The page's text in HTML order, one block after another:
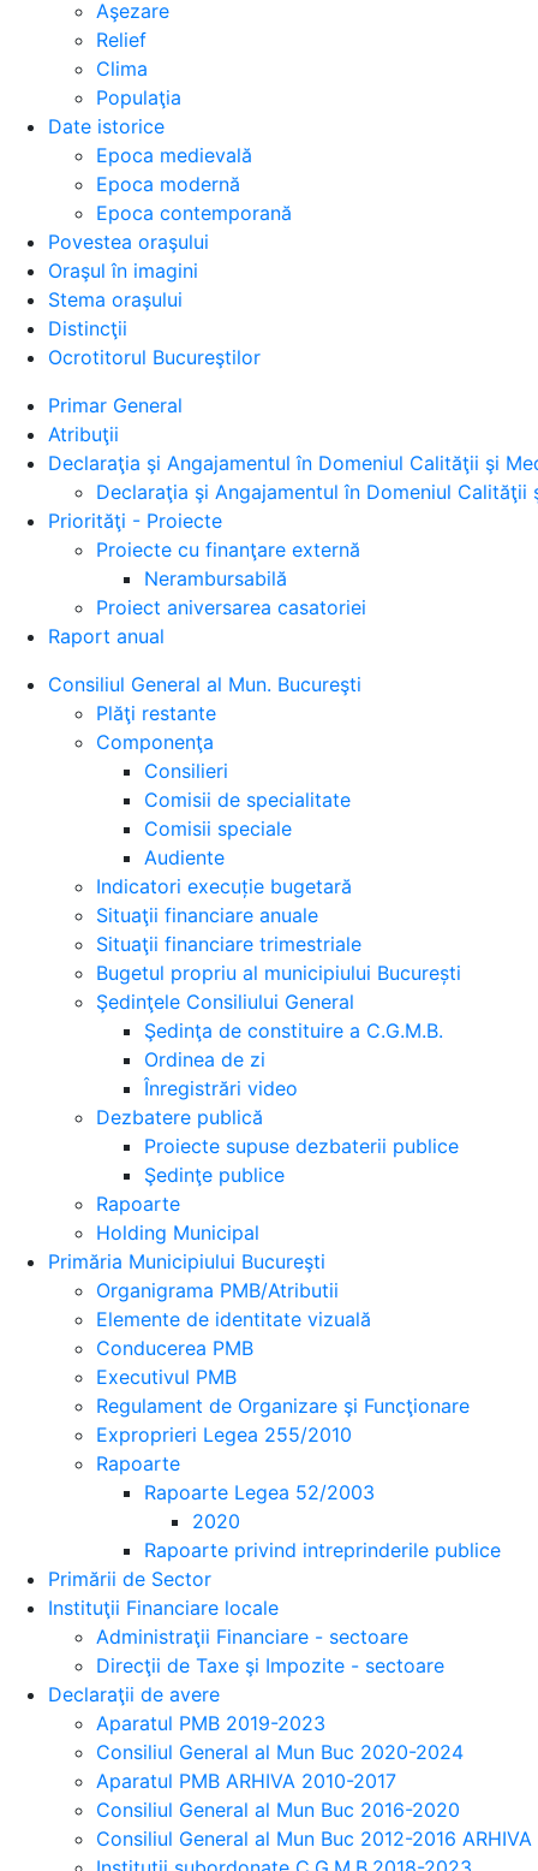
Aşezare
Relief
Clima
Populaţia
Date istorice
Epoca medievală
Epoca modernă
Epoca contemporană
Povestea oraşului
Oraşul în imagini
Stema oraşului
Distincţii
Ocrotitorul Bucureştilor
Primar General
Atribuţii
Declaraţia şi Angajamentul în Domeniul Calităţii şi
Declaraţia şi Angajamentul în Domeniul Calităţii
Priorităţi - Proiecte
Proiecte cu finanţare externă
Nerambursabilă
Proiect aniversarea casatoriei
Raport anual
Consiliul General al Mun. Bucureşti
Plăţi restante
Componenţa
Consilieri
Comisii de specialitate
Comisii speciale
Audiente
Indicatori execuție bugetară
Situaţii financiare anuale
Situaţii financiare trimestriale
Bugetul propriu al municipiului București
Şedinţele Consiliului General
Şedinţa de constituire a C.G.M.B.
Ordinea de zi
Înregistrări video
Dezbatere publică
Proiecte supuse dezbaterii publice
Şedinţe publice
Rapoarte
Holding Municipal
Primăria Municipiului Bucureşti
Organigrama PMB/Atributii
Elemente de identitate vizuală
Conducerea PMB
Executivul PMB
Regulament de Organizare şi Funcţionare
Exproprieri Legea 255/2010
Rapoarte
Rapoarte Legea 52/2003
2020
Rapoarte privind intreprinderile publice
Primării de Sector
Instituţii Financiare locale
Administraţii Financiare - sectoare
Direcţii de Taxe şi Impozite - sectoare
Declaraţii de avere
Aparatul PMB 2019-2023
Consiliul General al Mun Buc 2020-2024
Aparatul PMB ARHIVA 2010-2017
Consiliul General al Mun Buc 2016-2020
Consiliul General al Mun Buc 2012-2016 ARHIVA